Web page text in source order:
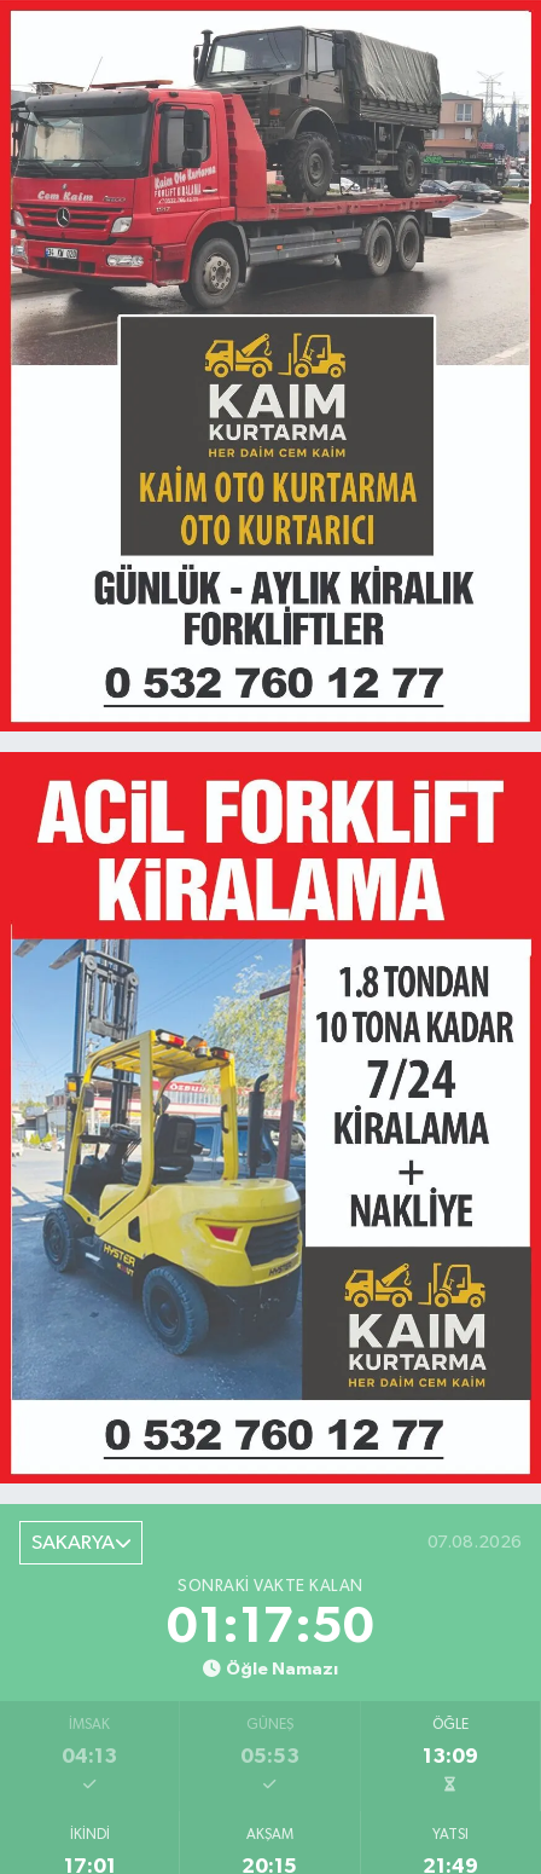
SAKARYA 07.08.2026
SONRAKI VAKTE KALAN
01:17:50
Öğle Namazı
İMSAK
04:13
GÜNEŞ
05:53
ÖĞLE
13:09
İKINDI
17:01
AKŞAM
20:15
YATSI
21:49